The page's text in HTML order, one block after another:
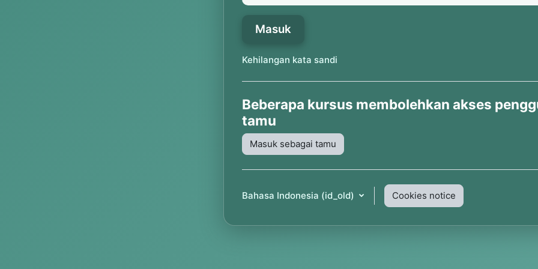
Masuk
Kehilangan kata sandi
Beberapa kursus membolehkan akses
tamu
Masuk sebagai tamu
Bahasa Indonesia ‎(id_old)‎ Cookies notice